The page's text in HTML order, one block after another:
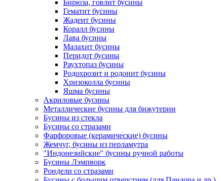
Бирюза, говлит бусины
Гематит бусины
Жадеит бусины
Коралл бусины
Лава бусины
Малахит бусины
Перидот бусины
Раухтопаз бусины
Родохрозит и родонит бусины
Хризоколла бусины
Яшма бусины
Акриловые бусины
Металлические бусины для бижутерии
Бусины из стекла
Бусины со стразами
Фарфоровые (керамические) бусины
Жемчуг, бусины из перламутра
"Индонезийские" бусины ручной работы
Бусины Лэмпворк
Рондели со стразами